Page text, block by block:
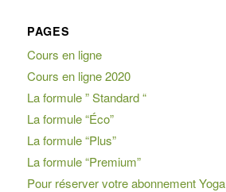
PAGES
Cours en ligne
Cours en ligne 2020
La formule ” Standard “
La formule “Éco”
La formule “Plus”
La formule “Premium”
Pour réserver votre abonnement Yoga